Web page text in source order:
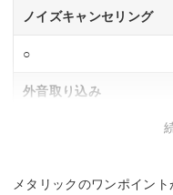
ノイズキャンセリング
○
外音取り込み
メタリックのワンポイン